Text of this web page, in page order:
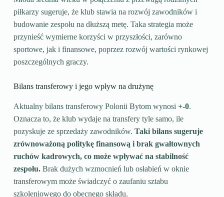
piłkarzy sugeruje, że klub stawia na rozwój zawodników i
budowanie zespołu na dłuższą metę. Taka strategia może
przynieść wymierne korzyści w przyszłości, zarówno
sportowe, jak i finansowe, poprzez rozwój wartości rynkowej
poszczególnych graczy.
Bilans transferowy i jego wpływ na drużynę
Aktualny bilans transferowy Polonii Bytom wynosi +-0.
Oznacza to, że klub wydaje na transfery tyle samo, ile
pozyskuje ze sprzedaży zawodników. Taki bilans sugeruje
zrównoważoną politykę finansową i brak gwałtownych
ruchów kadrowych, co może wpływać na stabilność
zespołu.Brak dużych wzmocnień lub osłabień w oknie
transferowym może świadczyć o zaufaniu sztabu
szkoleniowego do obecnego składu.